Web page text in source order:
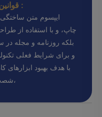
قوانین کنسل کردن :
ایپسوم متن ساختگی
چاپ، و با استفاده از
بلکه روزنامه و مجله
و برای شرایط فعلی
با هدف بهبود ابزارهای
شصت و سه درصد گذشته حال و آینده،